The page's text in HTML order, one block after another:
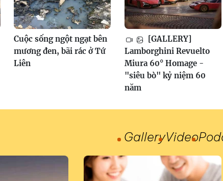
Cuộc sống ngột ngạt bên
mương đen, bãi rác ở Tứ
Liên
[GALLERY]
Lamborghini Revuelto
Miura 60° Homage -
"siêu bò" kỷ niệm 60
năm
GalleryVideo